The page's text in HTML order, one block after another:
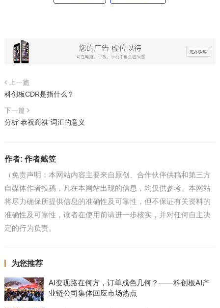
上一篇
科创板CDR是指什么？
下一篇
分析“恭祝商祺”词汇的意义
作者: 作者戴笠
（免责声明：本网站内容主要来自原创、合作伙伴供稿和第三方
自媒体作者投稿，凡在本网站出现的信息，均仅供参考。本网站
将尽力确保所提供信息的准确性及可靠性，但不保证有关资料的
准确性及可靠性，读者在使用前请进一步核实，并对任何自主决
定的行为负责。
为您推荐
AI变现路在何方，订单成色几何？——科创板AI产
业链公司集体回应市场热点